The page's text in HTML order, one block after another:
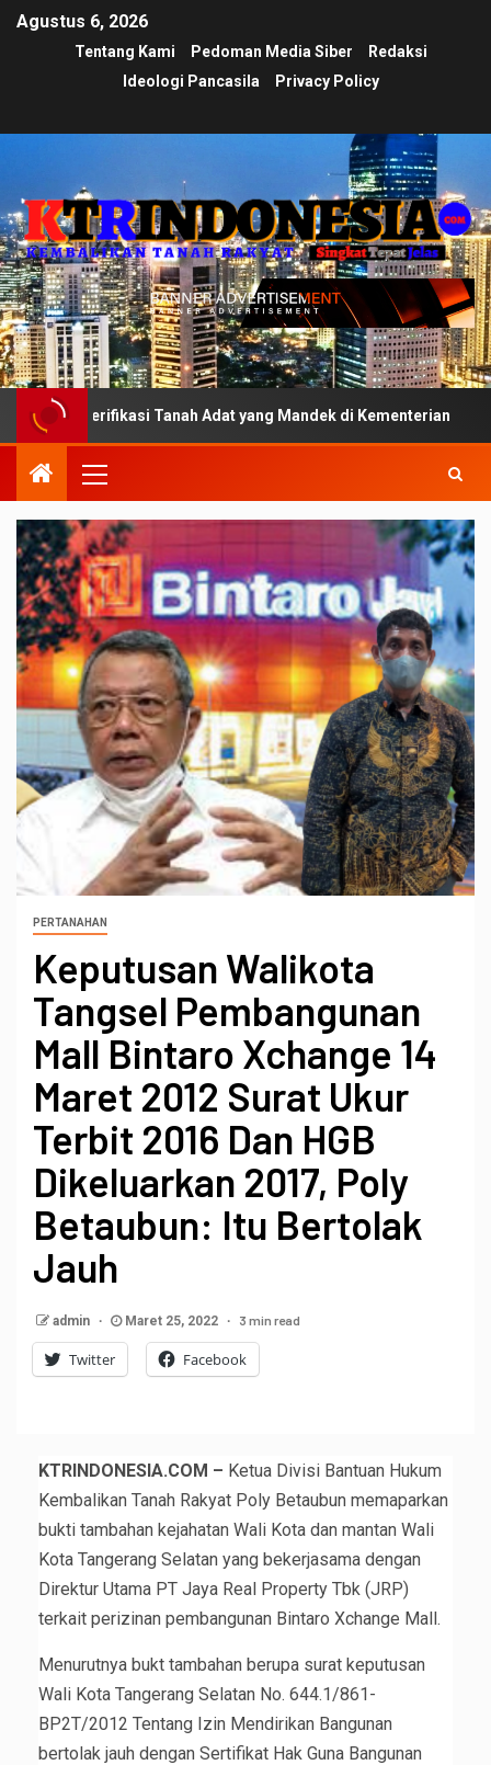
Agustus 6, 2026
Tentang Kami Pedoman Media Siber
Redaksi
Ideologi Pancasila
Privacy Policy
Tanah Adat yang Mandek di Kementerian Ujian
PERTANAHAN
Keputusan Walikota
Tangsel Pembangunan
Mall Bintaro Xchange 14
Maret 2012 Surat Ukur
Terbit 2016 Dan HGB
Dikeluarkan 2017, Poly
Betaubun: Itu Bertolak
Jauh
admin Maret 25, 2022 3 min read
Twitter Facebook
KTRINDONESIA.COM – Ketua Divisi Bantuan Hukum
Kembalikan Tanah Rakyat Poly Betaubun memaparkan
bukti tambahan kejahatan Wali Kota dan mantan Wali
Kota Tangerang Selatan yang bekerjasama dengan
Direktur Utama PT Jaya Real Property Tbk (JRP)
terkait perizinan pembangunan Bintaro Xchange Mall.
Menurutnya bukt tambahan berupa surat keputusan
Wali Kota Tangerang Selatan No. 644.1/861-
BP2T/2012 Tentang Izin Mendirikan Bangunan
bertolak jauh dengan Sertifikat Hak Guna Bangunan